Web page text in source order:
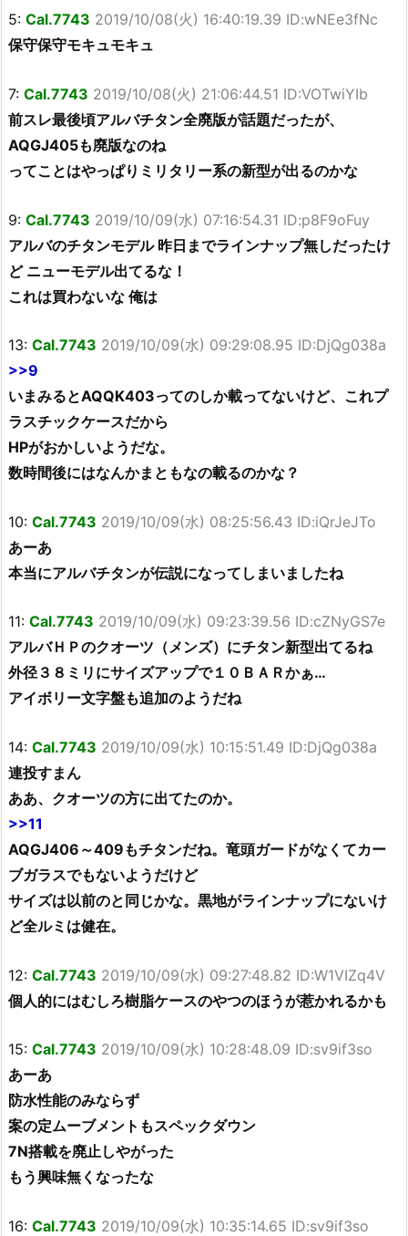
5: Cal.7743 2019/10/08(火) 16:40:19.39 ID:wNEe3fNc
保守保守モキュモキュ
7: Cal.7743 2019/10/08(火) 21:06:44.51 ID:VOTwiYIb
前スレ最後頃アルバチタン全廃版が話題だったが、
AQGJ405も廃版なのね
ってことはやっぱりミリタリー系の新型が出るのかな
9: Cal.7743 2019/10/09(水) 07:16:54.31 ID:p8F9oFuy
アルバのチタンモデル 昨日までラインナップ無しだったけ
ど ニューモデル出てるな！
これは買わないな 俺は
13: Cal.7743 2019/10/09(水) 09:29:08.95 ID:DjQg038a
>>9
いまみるとAQQK403ってのしか載ってないけど、これプ
ラスチックケースだから
HPがおかしいようだな。
数時間後にはなんかまともなの載るのかな？
10: Cal.7743 2019/10/09(水) 08:25:56.43 ID:iQrJeJTo
あーあ
本当にアルバチタンが伝説になってしまいましたね
11: Cal.7743 2019/10/09(水) 09:23:39.56 ID:cZNyGS7e
アルバＨＰのクオーツ（メンズ）にチタン新型出てるね
外径３８ミリにサイズアップで１０ＢＡＲかぁ…
アイボリー文字盤も追加のようだね
14: Cal.7743 2019/10/09(水) 10:15:51.49 ID:DjQg038a
連投すまん
ああ、クオーツの方に出てたのか。
>>11
AQGJ406～409もチタンだね。竜頭ガードがなくてカー
ブガラスでもないようだけど
サイズは以前のと同じかな。黒地がラインナップにないけ
ど全ルミは健在。
12: Cal.7743 2019/10/09(水) 09:27:48.82 ID:W1VIZq4V
個人的にはむしろ樹脂ケースのやつのほうが惹かれるかも
15: Cal.7743 2019/10/09(水) 10:28:48.09 ID:sv9if3so
あーあ
防水性能のみならず
案の定ムーブメントもスペックダウン
7N搭載を廃止しやがった
もう興味無くなったな
16: Cal.7743 2019/10/09(水) 10:35:14.65 ID:sv9if3so